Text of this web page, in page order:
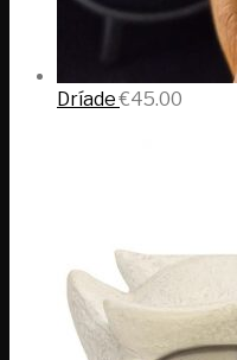
Dríade €45.00